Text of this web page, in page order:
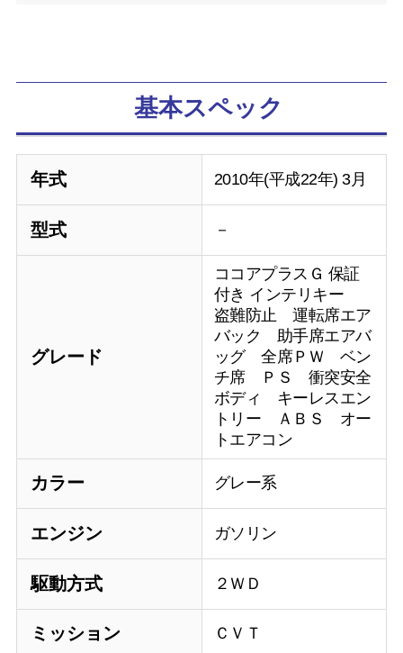
基本スペック
年式 2010年(平成22年) 3月
型式 －
グレード
ココアプラスＧ 保証
付き インテリキー
盗難防止 運転席エア
バック 助手席エアバ
ッグ 全席ＰＷ ベン
チ席 ＰＳ 衝突安全
ボディ キーレスエン
トリー ＡＢＳ オー
トエアコン
カラー グレー系
エンジン ガソリン
駆動方式 ２ＷＤ
ミッション ＣＶＴ